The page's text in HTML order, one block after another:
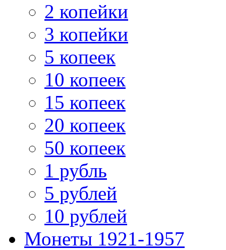
2 копейки
3 копейки
5 копеек
10 копеек
15 копеек
20 копеек
50 копеек
1 рубль
5 рублей
10 рублей
Монеты 1921-1957